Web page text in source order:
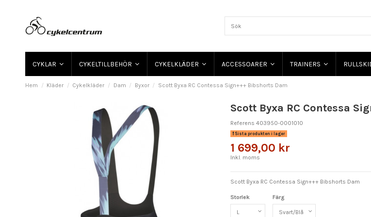
CYKLAR CYKELTILLBEHÖR CYKELKLÄDER ACCESSOARER TRAINERS
Hem Kläder Cykelkläder Dam Byxor Scott Byxa RC Contessa Sign+++ Bibshorts Dam
Scott Byxa RC Contessa
Referens 403950-0001010
Sista produkten i lager
1 699,00 kr
Inkl. moms
Scott Byxa RC Contessa Sign+++ Bibshorts Dam
Storlek Färg